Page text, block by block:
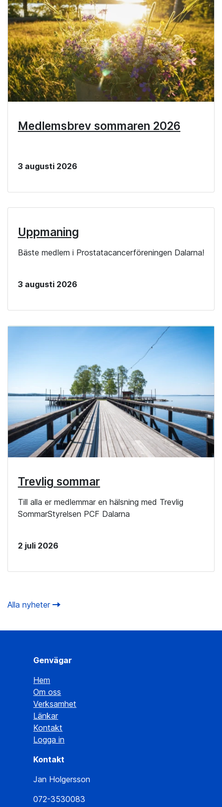
Medlemsbrev sommaren 2026
3 augusti 2026
Uppmaning
Bäste medlem i Prostatacancerföreningen Dalarna!
3 augusti 2026
Trevlig sommar
Till alla er medlemmar en hälsning med Trevlig
SommarStyrelsen PCF Dalarna
2 juli 2026
Alla nyheter
Genvägar
Hem
Om oss
Verksamhet
Länkar
Kontakt
Logga in
Kontakt
Jan Holgersson
072-3530083